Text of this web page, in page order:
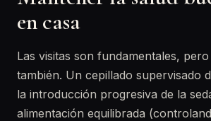
en casa
Las visitas son fundamentales,
también. Un cepillado supervisado
la introducción progresiva de la
alimentación equilibrada